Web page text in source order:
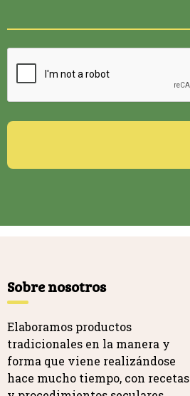
Sobre nosotros
Elaboramos productos
tradicionales en la manera y
forma que viene realizándose
hace mucho tiempo, con recetas